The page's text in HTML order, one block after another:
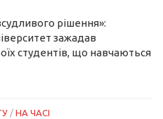
рішення»:
зажадав
студентів, що навчаються
/ НА ЧАСІ